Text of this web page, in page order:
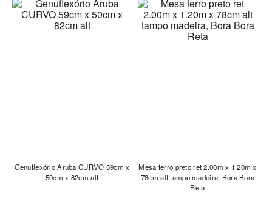
Genuflexório Aruba CURVO 59cm x
50cm x 82cm alt
Mesa ferro preto ret 2.00m x 1.20m x
78cm alt tampo madeira, Bora Bora
Reta